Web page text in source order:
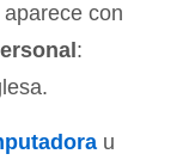
con
:
u